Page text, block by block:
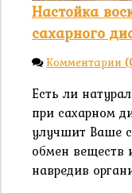
Настойка
сахарного
Комментарии
Есть ли
при сахарном
улучшит Ваше
обмен веществ
навредив